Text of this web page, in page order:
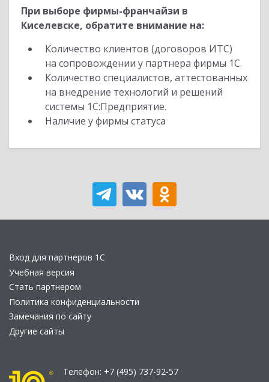
При выборе фирмы-франчайзи в
Киселевске, обратите внимание на:
Количество клиентов (договоров ИТС)
на сопровождении у партнера фирмы 1С.
Количество специалистов, аттестованных
на внедрение технологий и решений
системы 1С:Предприятие.
Наличие у фирмы статуса
Вход для партнеров 1С
Учебная версия
Стать партнером
Политика конфиденциальности
Замечания по сайту
Другие сайты
Телефон: +7 (495) 737-92-57